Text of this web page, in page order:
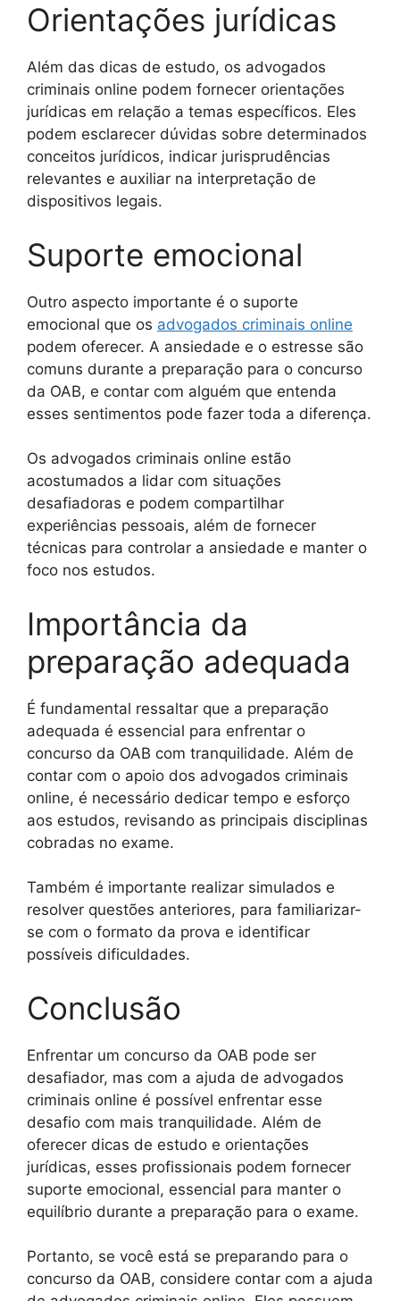
Orientações jurídicas
Além das dicas de estudo, os advogados
criminais online podem fornecer orientações
jurídicas em relação a temas específicos. Eles
podem esclarecer dúvidas sobre determinados
conceitos jurídicos, indicar jurisprudências
relevantes e auxiliar na interpretação de
dispositivos legais.
Suporte emocional
Outro aspecto importante é o suporte
emocional que os advogados criminais online
podem oferecer. A ansiedade e o estresse são
comuns durante a preparação para o concurso
da OAB, e contar com alguém que entenda
esses sentimentos pode fazer toda a diferença.
Os advogados criminais online estão
acostumados a lidar com situações
desafiadoras e podem compartilhar
experiências pessoais, além de fornecer
técnicas para controlar a ansiedade e manter o
foco nos estudos.
Importância da
preparação adequada
É fundamental ressaltar que a preparação
adequada é essencial para enfrentar o
concurso da OAB com tranquilidade. Além de
contar com o apoio dos advogados criminais
online, é necessário dedicar tempo e esforço
aos estudos, revisando as principais disciplinas
cobradas no exame.
Também é importante realizar simulados e
resolver questões anteriores, para familiarizar-
se com o formato da prova e identificar
possíveis dificuldades.
Conclusão
Enfrentar um concurso da OAB pode ser
desafiador, mas com a ajuda de advogados
criminais online é possível enfrentar esse
desafio com mais tranquilidade. Além de
oferecer dicas de estudo e orientações
jurídicas, esses profissionais podem fornecer
suporte emocional, essencial para manter o
equilíbrio durante a preparação para o exame.
Portanto, se você está se preparando para o
concurso da OAB, considere contar com a ajuda